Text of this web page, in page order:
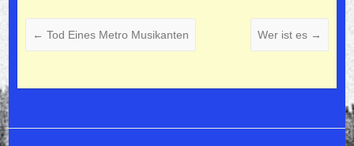
← Tod Eines Metro Musikanten Wer ist es →